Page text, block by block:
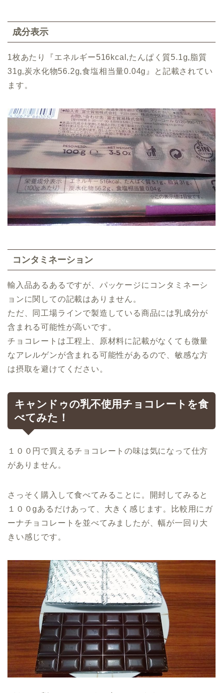
成分表示
1枚あたり『エネルギー516kcal,たんぱく質5.1g,脂質
31g,炭水化物56.2g,食塩相当量0.04g』と記載されてい
ます。
コンタミネーション
輸入品あるあるですが、パッケージにコンタミネーシ
ョンに関しての記載はありません。
ただ、同工場ラインで製造している商品には乳成分が
含まれる可能性が高いです。
チョコレートは工程上、原材料に記載がなくても微量
なアレルゲンが含まれる可能性があるので、敏感な方
は摂取を避けてください。
キャンドゥの乳不使用チョコレートを食
べてみた！
１００円で買えるチョコレートの味は気になって仕方
がありません。
さっそく購入して食べてみることに。開封してみると
１００gあるだけあって、大きく感じます。比較用にガ
ーナチョコレートを並べてみましたが、幅が一回り大
きい感じです。